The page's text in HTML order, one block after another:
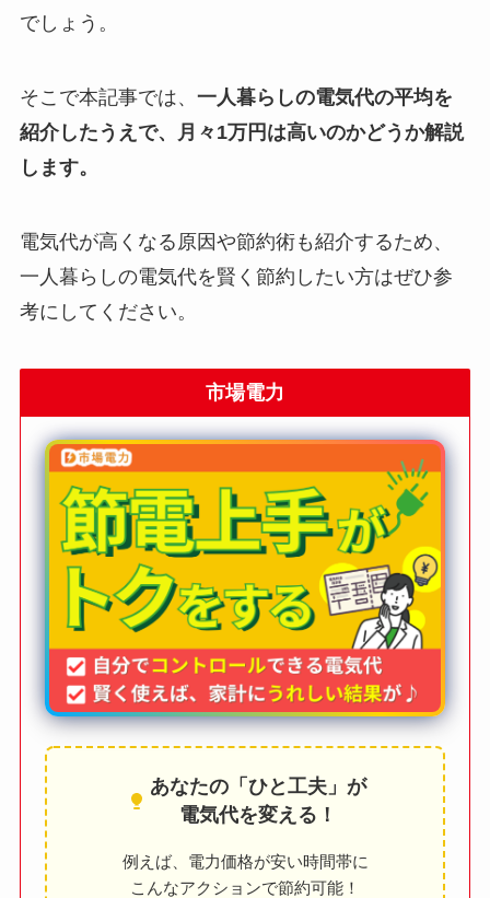
でしょう。
そこで本記事では、 一人暮らしの電気代の平均を
紹介したうえで、月々1万円は高いのかどうか解説
します。
電気代が高くなる原因や節約術も紹介するため、
一人暮らしの電気代を賢く節約したい方はぜひ参
考にしてください。
市場電力
あなたの「ひと工夫」が
電気代を変える！
例えば、電力価格が安い時間帯に
こんなアクションで節約可能！